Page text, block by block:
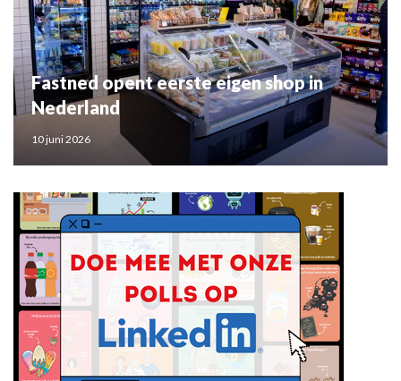
Fastned opent eerste eigen shop in
Nederland
10 juni 2026